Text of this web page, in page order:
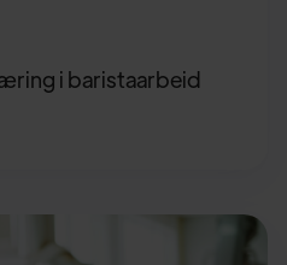
i baristaarbeid